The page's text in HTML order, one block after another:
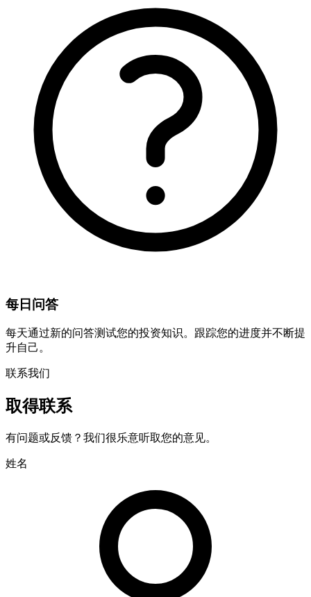
每日问答
每天通过新的问答测试您的投资知识。跟踪您的进度并不断提
升自己。
联系我们
取得联系
有问题或反馈？我们很乐意听取您的意见。
姓名